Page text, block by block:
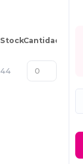
StockCantidad
44